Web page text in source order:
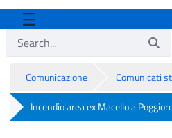
Comunicazione Comunicati
Incendio area ex Macello a